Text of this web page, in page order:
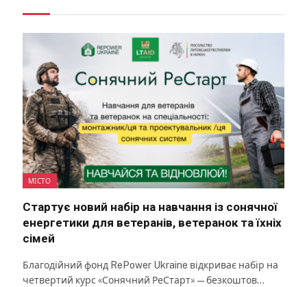
МІСТО
Стартує новий набір на навчання із сонячної
енергетики для ветеранів, ветеранок та їхніх
сімей
Благодійний фонд RePower Ukraine відкриває набір на
четвертий курс «Сонячний РеСтарт» — безкоштов…